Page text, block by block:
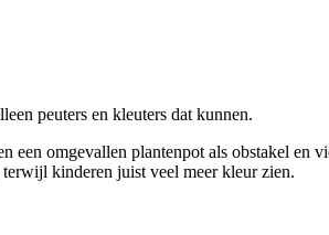
peuters en kleuters dat kunnen.
omgevallen plantenpot als obstakel en
kinderen juist veel meer kleur zien.